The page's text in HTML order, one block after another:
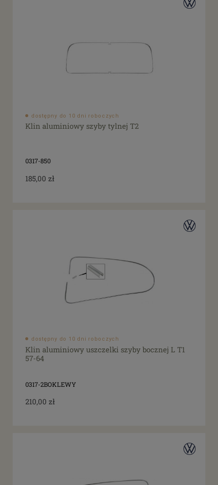
dostępny do 10 dni roboczych
Klin aluminiowy szyby tylnej T2
0317-850
185,00 zł
dostępny do 10 dni roboczych
Klin aluminiowy uszczelki szyby bocznej L T1
57-64
0317-2BOKLEWY
210,00 zł